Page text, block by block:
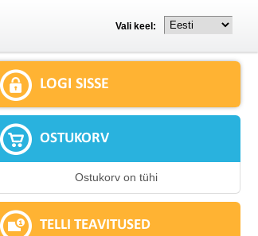
Vali keel:
LOGI SISSE
OSTUKORV
Ostukorv on tühi
TELLI TEAVITUSED